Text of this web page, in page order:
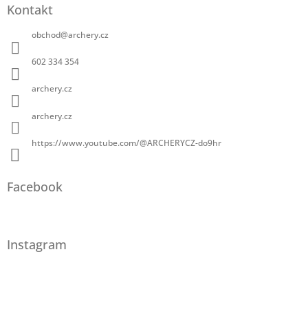
Kontakt
obchod@archery.cz
602 334 354
archery.cz
archery.cz
https://www.youtube.com/@ARCHERYCZ-do9hr
Facebook
Instagram